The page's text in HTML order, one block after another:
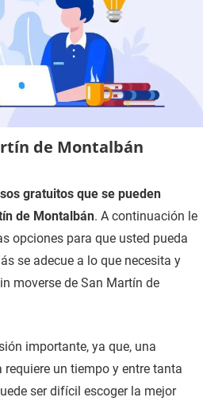
de Montalbán
gratuitos que se pueden
de Montalbán. A continuación le
opciones para que usted pueda
se adecue a lo que necesita y
moverse de San Martín de
importante, ya que, una
un tiempo y entre tanta
ser difícil escoger la mejor